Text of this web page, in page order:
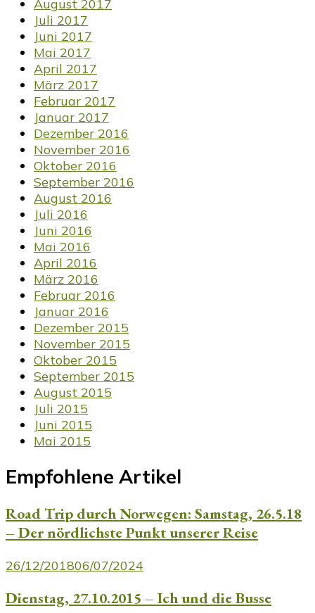
August 2017
Juli 2017
Juni 2017
Mai 2017
April 2017
März 2017
Februar 2017
Januar 2017
Dezember 2016
November 2016
Oktober 2016
September 2016
August 2016
Juli 2016
Juni 2016
Mai 2016
April 2016
März 2016
Februar 2016
Januar 2016
Dezember 2015
November 2015
Oktober 2015
September 2015
August 2015
Juli 2015
Juni 2015
Mai 2015
Empfohlene Artikel
Road Trip durch Norwegen: Samstag, 26.5.18
– Der nördlichste Punkt unserer Reise
26/12/201806/07/2024
Dienstag, 27.10.2015 – Ich und die Busse